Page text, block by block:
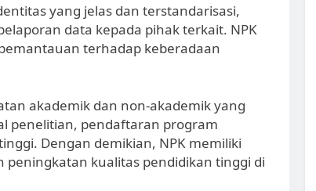
yang jelas dan terstandarisasi,
data kepada pihak terkait. NPK
terhadap keberadaan
akademik dan non-akademik yang
penelitian, pendaftaran program
Dengan demikian, NPK memiliki
kualitas pendidikan tinggi di